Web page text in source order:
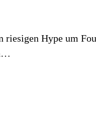
riesigen Hype um